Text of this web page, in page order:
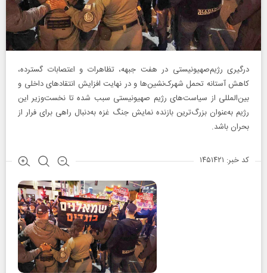
درگیری رژیم‌صهیونیستی در هفت جبهه، تظاهرات‌ و اعتصابات گسترده،
کاهش آستانه تحمل شهرک‌نشین‌ها و در نهایت افزایش انتقادهای داخلی و
بین‌المللی از سیاست‌های رژیم صهیونیستی سبب شده تا نخست‌وزیر این
رژیم به‌عنوان بزرگ‌ترین بازنده نمایش جنگ غزه به‌دنبال راهی برای فرار از
بحران باشد.
کد خبر: ۱۴۵۱۴۲۱